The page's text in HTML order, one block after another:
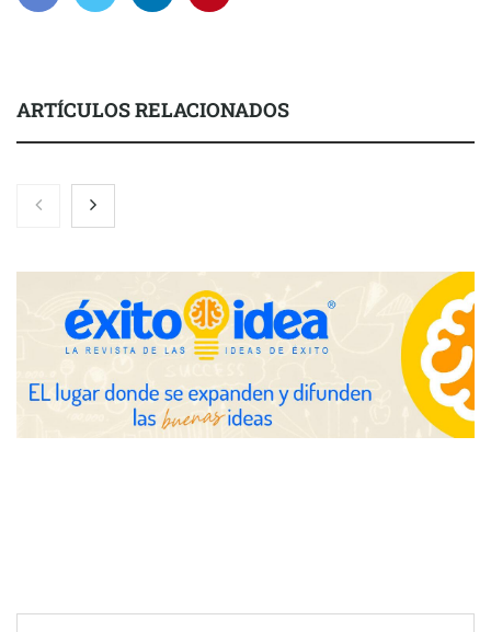
ARTÍCULOS RELACIONADOS
Brisas del Estrecho abastece a la hostelería de Sevilla
conectando lonjas con establecimientos